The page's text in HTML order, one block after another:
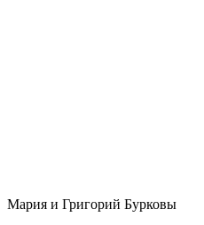
Мария и Григорий Бурковы